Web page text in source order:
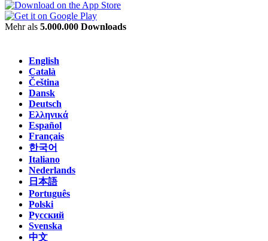
Mehr als 5.000.000 Downloads
English
Català
Čeština
Dansk
Deutsch
Ελληνικά
Español
Français
한국어
Italiano
Nederlands
日本語
Português
Polski
Русский
Svenska
中文